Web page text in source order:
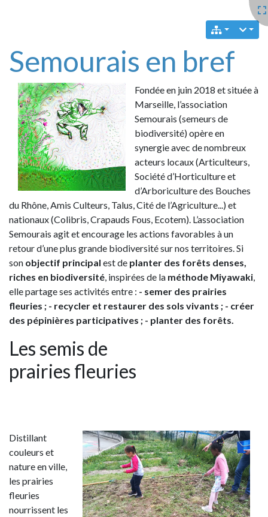
Semourais en bref
Fondée en juin 2018 et située à
Marseille, l’association
Semourais (semeurs de
biodiversité) opère en
synergie avec de nombreux
acteurs locaux (Articulteurs,
Société d’Horticulture et
d’Arboriculture des Bouches
du Rhône, Amis Culteurs, Talus, Cité de l’Agriculture...) et
nationaux (Colibris, Crapauds Fous, Ecotem). L’association
Semourais agit et encourage les actions favorables à un
retour d’une plus grande biodiversité sur nos territoires. Si
son objectif principal est de planter des forêts denses,
riches en biodiversité , inspirées de la méthode Miyawaki
elle partage ses activités entre : - semer des prairies
fleuries ; - recycler et restaurer des sols vivants ; - créer
des pépinières participatives ; - planter des forêts.
Les semis de
prairies fleuries
Distillant
couleurs et
nature en ville,
les prairies
fleuries
nourrissent les